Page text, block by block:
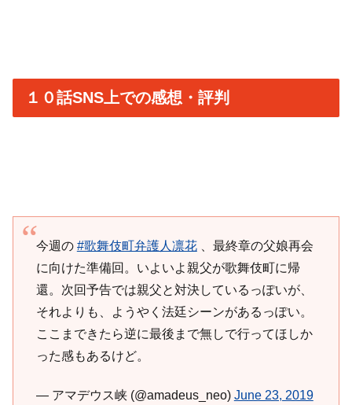
１０話SNS上での感想・評判
今週の #歌舞伎町弁護人凛花、最終章の父娘再会
に向けた準備回。いよいよ親父が歌舞伎町に帰
還。次回予告では親父と対決しているっぽいが、
それよりも、ようやく法廷シーンがあるっぽい。
ここまできたら逆に最後まで無しで行ってほしか
った感もあるけど。
— アマデウス峡 (@amadeus_neo) June 23, 2019